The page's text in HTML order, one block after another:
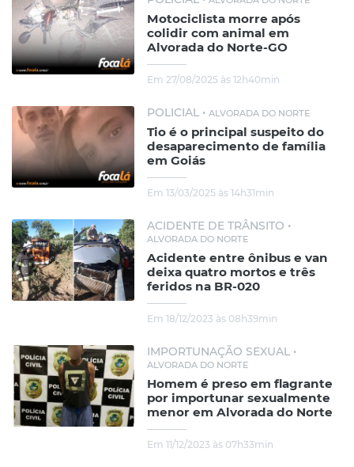
Motociclista morre após
colidir com animal em
Alvorada do Norte-GO
Em 27/08/2025 às 12h40min
POLICIAL • ALVORADA DO NORTE
Tio é o principal suspeito do
desaparecimento de família
em Goiás
Em 13/03/2025 às 14h31min
ACIDENTE DE TRÂNSITO •
ALVORADA DO NORTE
Acidente entre ônibus e van
deixa quatro mortos e três
feridos na BR-020
Em 18/12/2023 às 08h39min
IMPORTUNAÇÃO SEXUAL •
ALVORADA DO NORTE
Homem é preso em flagrante
por importunar sexualmente
menor em Alvorada do Norte
Em 11/12/2023 às 07h33min